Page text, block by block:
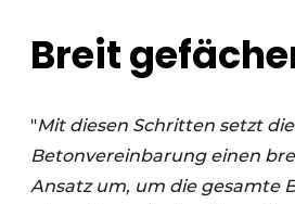
Breit
"Mit diesen Schritten setzt die
Betonvereinbarung einen
Ansatz um, um die gesamte